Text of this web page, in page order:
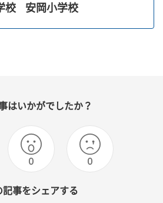
校 安岡小学校
はいかがでしたか？
0 0
記事をシェアする